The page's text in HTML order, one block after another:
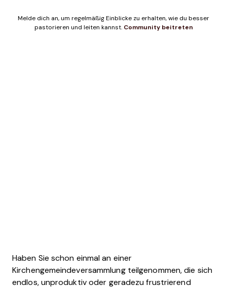
Melde dich an, um regelmäßig Einblicke zu erhalten, wie du besser
pastorieren und leiten kannst.Community beitreten
Haben Sie schon einmal an einer
Kirchengemeindeversammlung teilgenommen, die sich
endlos, unproduktiv oder geradezu frustrierend